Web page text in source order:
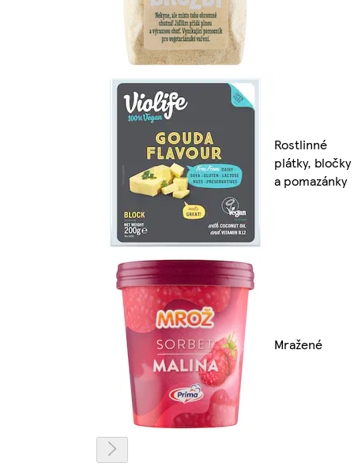
Rostlinné
plátky, bločky
a pomazánky
Mražené